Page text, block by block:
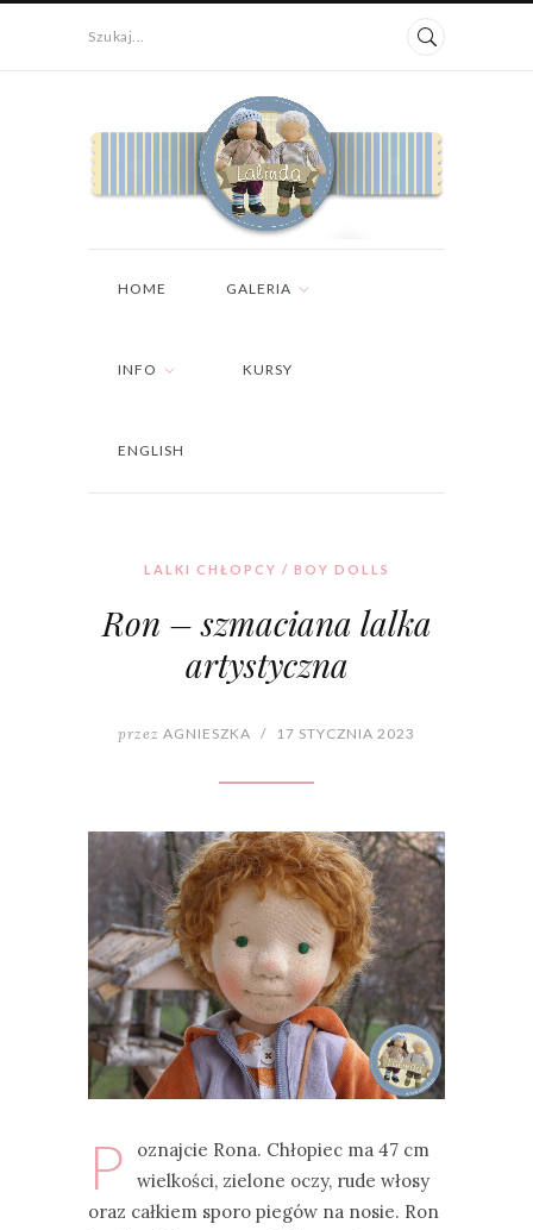
Szukaj...
HOME GALERIA
INFO KURSY
ENGLISH
LALKI CHŁOPCY / BOY DOLLS
Ron – szmaciana lalka
artystyczna
przez AGNIESZKA / 17 STYCZNIA 2023
P
oznajcie Rona. Chłopiec ma 47 cm
wielkości, zielone oczy, rude włosy
oraz całkiem sporo piegów na nosie. Ron